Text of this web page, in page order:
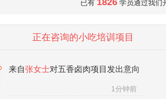
已有 1826 学员通过我们
正在咨询的小吃培训项目
1分钟前
来自汪先生对冰粉水果杯项目发出意向